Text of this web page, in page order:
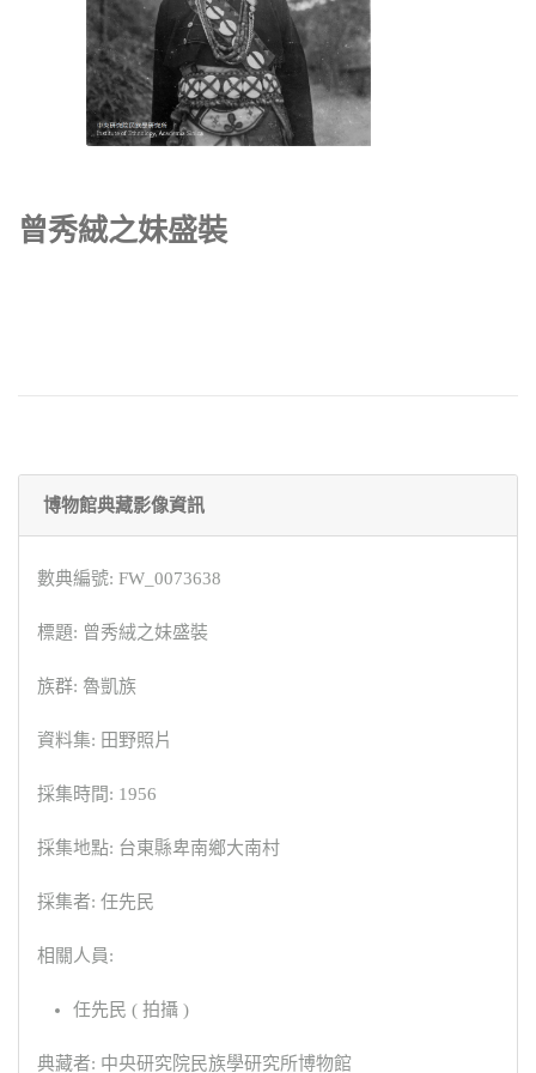
曾秀絨之妹盛裝
博物館典藏影像資訊
數典編號: FW_0073638
標題: 曾秀絨之妹盛裝
族群: 魯凱族
資料集: 田野照片
採集時間: 1956
採集地點: 台東縣卑南鄉大南村
採集者: 任先民
相關人員:
任先民 ( 拍攝 )
典藏者: 中央研究院民族學研究所博物館